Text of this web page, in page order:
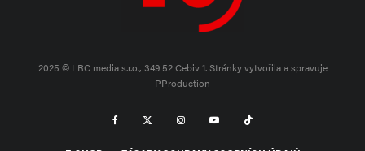
2025 © LRC media s.r.o., 349 52 Cebiv 1.Stránky vytvořila a spravuje
PProduction